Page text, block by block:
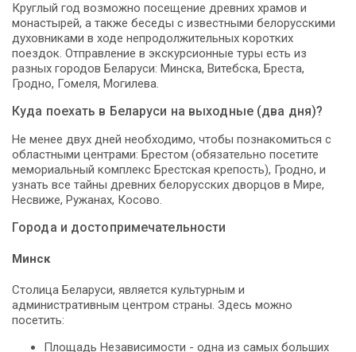
Круглый год возможно посещение древних храмов и
монастырей, а также беседы с известными белорусскими
духовниками в ходе непродолжительных коротких
поездок. Отправление в экскурсионные туры есть из
разных городов Беларуси: Минска, Витебска, Бреста,
Гродно, Гомеля, Могилева.
Куда поехать в Беларуси на выходные (два дня)?
Не менее двух дней необходимо, чтобы познакомиться с
областными центрами: Брестом (обязательно посетите
мемориальный комплекс Брестская крепость), Гродно, и
узнать все тайны древних белорусских дворцов в Мире,
Несвиже, Ружанах, Косово.
Города и достопримечательности
Минск
Столица Беларуси, является культурным и
административным центром страны. Здесь можно
посетить:
Площадь Независимости - одна из самых больших